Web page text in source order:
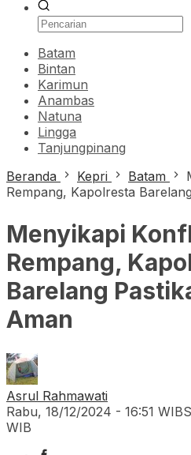
Batam
Bintan
Karimun
Anambas
Natuna
Lingga
Tanjungpinang
Beranda
Kepri Batam
Rempang, Kapolresta
Menyikapi
Rempang,
Barelang
Aman
Asrul Rahmawati
Rabu, 18/12/2024 - 16:51 WIB
WIB